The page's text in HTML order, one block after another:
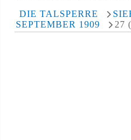
DIE TALSPERRE
SEPTEMBER 1909
27